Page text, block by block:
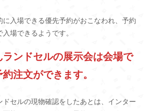
入場できる優先予約がおこなわれ、予約
場できるようです。
ランドセルの展示会は会場で
注文ができます。
セルの現物確認をしたあとは、インター